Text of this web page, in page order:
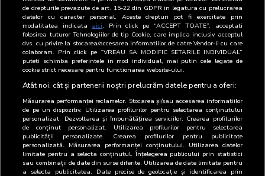
Macovei
General
Department
Department
chief
Position Email Phone
Publicitate
Online
Vlad
Macovei
Director
General
de drepturile prevazute de art. 15-22 din GDPR in legatura cu prelucrarea
datelor cu caracter personal. Aceste drepturi pot fi exercitate prin
modalitatea indicata aici. Prin click pe “ACCEPT TOATE”, acceptati
folosirea tuturor Tehnologiilor de tip Cookie, care implica inclusiv acceptul
dvs. cu privire la stocarea/accesarea informatiilor de catre Vendor-ii cu care
colaboram. Prin click pe “VREAU SA MODIFIC SETARILE INDIVIDUAL”
puteti schimba preferintele in mod individual, mai putin cele legate de
cookie strict necesare pentru functionarea website-ului.
Atât noi, cât și partenerii noștri prelucrăm datele pentru a oferi:
Măsurarea performanței reclamelor. Stocarea și/sau accesarea informațiilor
de pe un dispozitiv. Utilizarea profilurilor pentru selectarea conținutului
personalizat. Dezvoltarea și îmbunătățirea serviciilor. Crearea profilurilor
de conținut personalizat. Utilizarea profilurilor pentru selectarea
publicității personalizate. Crearea profilurilor pentru publicitate
personalizată. Măsurarea performanței conținutului. Utilizarea datelor
limitate pentru a selecta conținutul. Înțelegerea publicului prin statistici
sau combinații de date din surse diferite. Utilizarea de date limitate pentru
a selecta publicitatea. Date precise de geolocație și identificarea prin